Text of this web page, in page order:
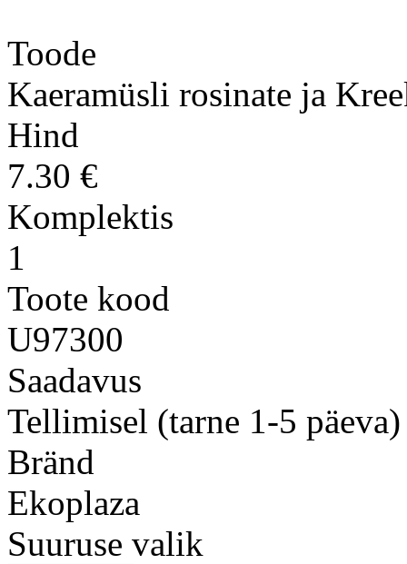
Toode
Kaeramüsli rosinate ja
Hind
7.30 €
Komplektis
1
Toote kood
U97300
Saadavus
Tellimisel (tarne 1-5 päeva)
Bränd
Ekoplaza
Suuruse valik